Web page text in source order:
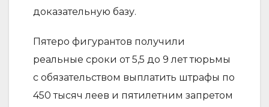
доказательную базу.
Пятеро фигурантов получили
реальные сроки от 5,5 до 9 лет тюрьмы
с обязательством выплатить штрафы по
450 тысяч леев и пятилетним запретом